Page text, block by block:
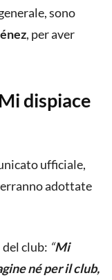
sono
, per aver
dispiace
ufficiale,
adottate
club: “Mi
né per il club,